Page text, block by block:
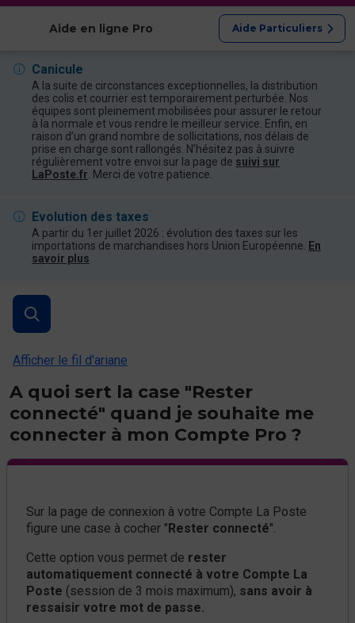
Aide en ligne Pro Aide Particuliers
Canicule
A la suite de circonstances exceptionnelles, la distribution
des colis et courrier est temporairement perturbée. Nos
équipes sont pleinement mobilisées pour assurer le retour
à la normale et vous rendre le meilleur service. Enfin, en
raison d’un grand nombre de sollicitations, nos délais de
prise en charge sont rallongés. N’hésitez pas à suivre
régulièrement votre envoi sur la page de suivi sur
LaPoste.fr . Merci de votre patience.
Evolution des taxes
A partir du 1er juillet 2026 : évolution des taxes sur les
importations de marchandises hors Union Européenne.
En
savoir plus
Afficher le fil d'ariane
A quoi sert la case "Rester
connecté" quand je souhaite me
connecter à mon Compte Pro ?
Sur la page de connexion à votre Compte La Poste
figure une case à cocher "Rester connecté".
Cette option vous permet de rester
automatiquement connecté à votre Compte La
Poste (session de 3 mois maximum), sans avoir à
ressaisir votre mot de passe.